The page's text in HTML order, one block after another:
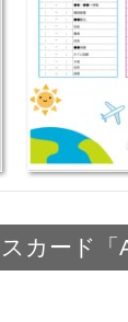
カード「